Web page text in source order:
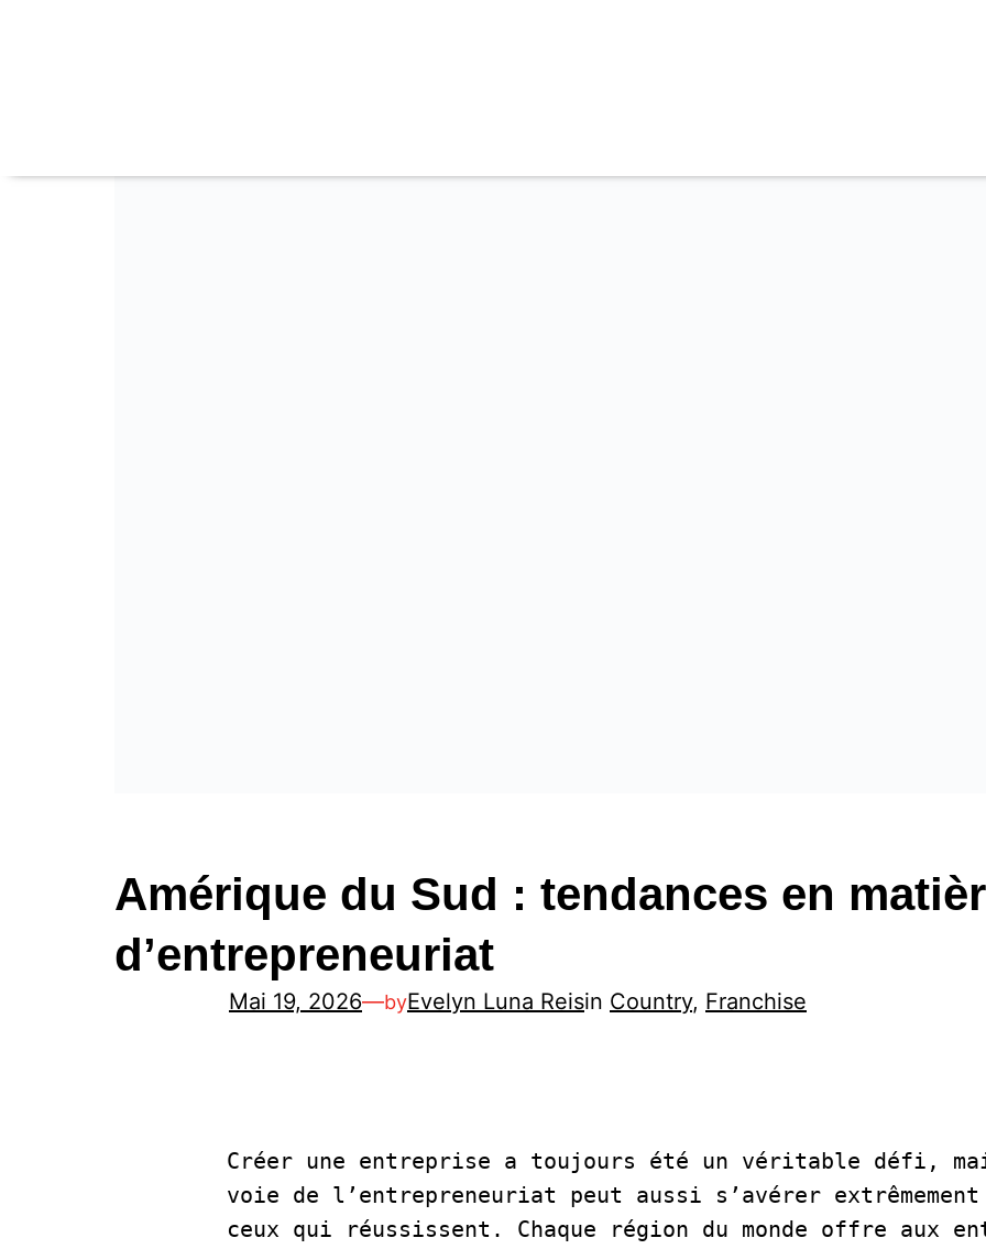
Amérique du Sud : tendances en
d’entrepreneuriat
Mai 19, 2026—byEvelyn Luna Reisin Country, Franchise
Créer une entreprise a toujours été un véritable défi,
voie de l’entrepreneuriat peut aussi s’avérer
ceux qui réussissent. Chaque région du monde offre aux